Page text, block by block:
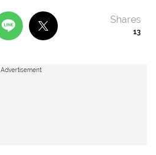
13
Shares
Advertisement